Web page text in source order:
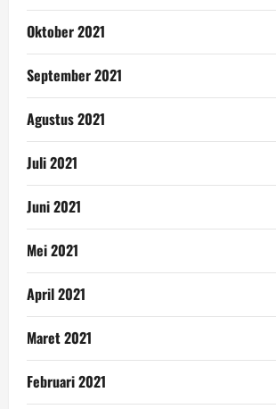
Oktober 2021
September 2021
Agustus 2021
Juli 2021
Juni 2021
Mei 2021
April 2021
Maret 2021
Februari 2021